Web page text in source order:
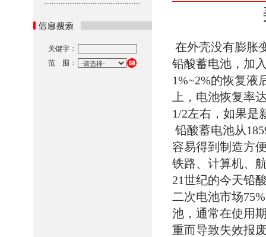
关键字：
范 围：
在外壳没有膨胀
铅酸蓄电池，加
1%~2%的恢复液
上，电池恢复率
1/2左右，如果是
铅酸蓄电池从
容易得到制造方
铁路、计算机、
21世纪的今天铅
二次电池市场
池，通常在使用
重而导致失效报